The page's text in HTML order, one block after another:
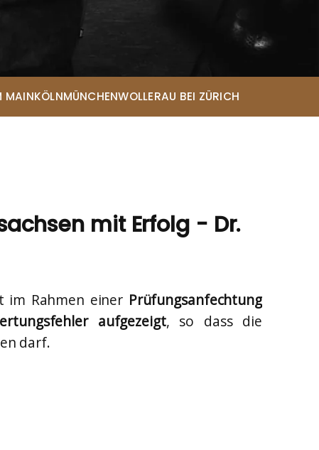
Rechtsanwältin
Eileen Menne*
Lena Elisabeth Telioridis*
Rechtsanwältin
Sarah Looschen*
Rechtsanwältin
MAINKÖLNMÜNCHENWOLLERAU BEI ZÜRICH
mit Erfolg - Dr.
Rahmen einer Prüfungsanfechtung
aufgezeigt, so dass die
darf.